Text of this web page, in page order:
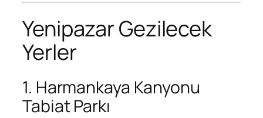
Yenipazar Gezilecek
Yerler
1. Harmankaya Kanyonu
Tabiat Parkı